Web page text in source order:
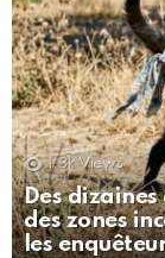
1.3k Views
Des
des zones
les